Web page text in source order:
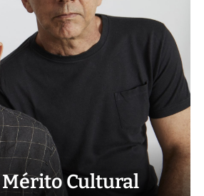
Mérito Cultural